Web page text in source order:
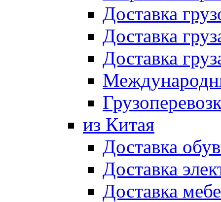
Доставка
Доставка
Доставка
из Китая
Доставка
Доставка
Доставка